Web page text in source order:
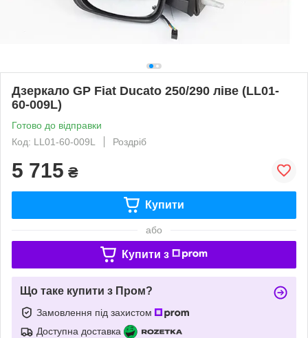
Дзеркало GP Fiat Ducato 250/290 ліве (LL01-
60-009L)
Готово до відправки
Код: LL01-60-009L
Роздріб
5 715 ₴
Купити
або
Купити з
Що таке купити з Пром?
Замовлення під захистом
Доступна доставка